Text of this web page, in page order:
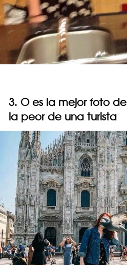
3. O es la mejor foto
la peor de una turista